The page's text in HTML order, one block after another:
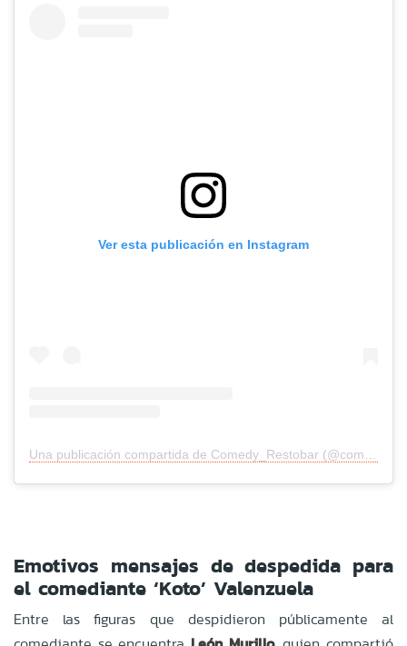
Ver esta publicación en Instagram
Emotivos mensajes de despedida para
el comediante ‘Koto’ Valenzuela
Entre las figuras que despidieron públicamente al